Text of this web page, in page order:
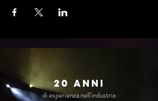
20 anni
di esperienza nell'industria